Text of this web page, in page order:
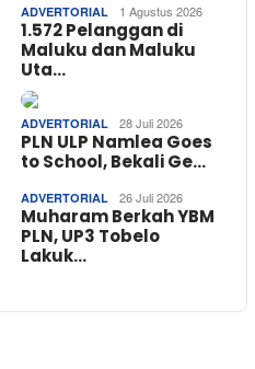
ADVERTORIAL 1 Agustus 2026
1.572 Pelanggan di
Maluku dan Maluku
Uta…
ADVERTORIAL 28 Juli 2026
PLN ULP Namlea Goes
to School, Bekali Ge…
ADVERTORIAL 26 Juli 2026
Muharam Berkah YBM
PLN, UP3 Tobelo
Lakuk…